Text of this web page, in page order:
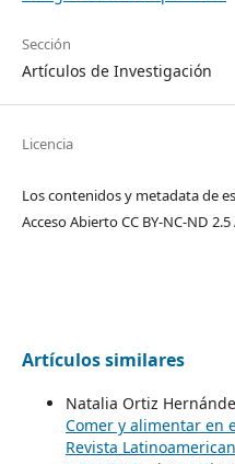
Sección
Artículos de Investigación
Licencia
Los contenidos y metadata de
Acceso Abierto CC BY-NC-ND
Artículos similares
Natalia Ortiz
Comer y alimentar en
Revista